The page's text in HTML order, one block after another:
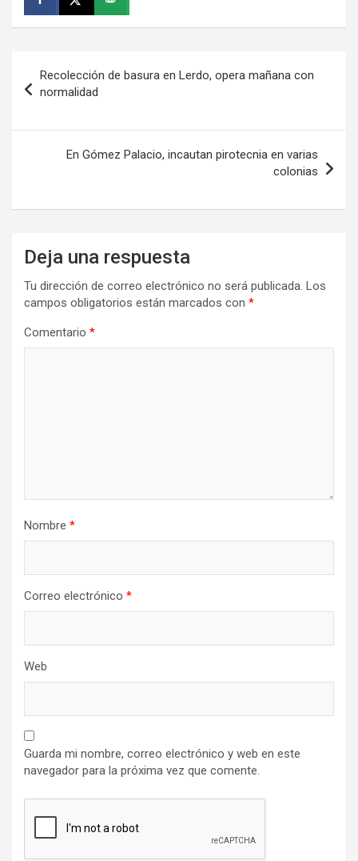
de
Recolección de basura en Lerdo, opera mañana con
normalidad
En Gómez Palacio, incautan pirotecnia en varias
colonias
Deja una respuesta
Tu dirección de correo electrónico no será publicada. Los
campos obligatorios están marcados con *
Comentario *
Nombre *
Correo electrónico *
Web
Guarda mi nombre, correo electrónico y web en este
navegador para la próxima vez que comente.